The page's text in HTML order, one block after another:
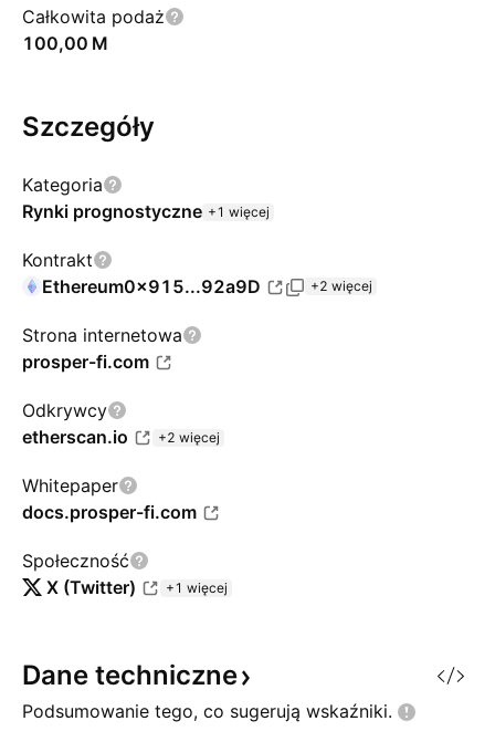
Całkowita podaż
‪100,00 M‬
Szczegóły
Kategoria
Rynki prognostyczne +1 więcej
Kontrakt
Ethereum0x915...92a9D +2 więcej
Strona internetowa
prosper-fi.com
Odkrywcy
etherscan.io
+2 więcej
Whitepaper
docs.prosper-fi.com
Społeczność
X (Twitter)
+1 więcej
Dane techniczne
Podsumowanie tego, co sugerują wskaźniki.